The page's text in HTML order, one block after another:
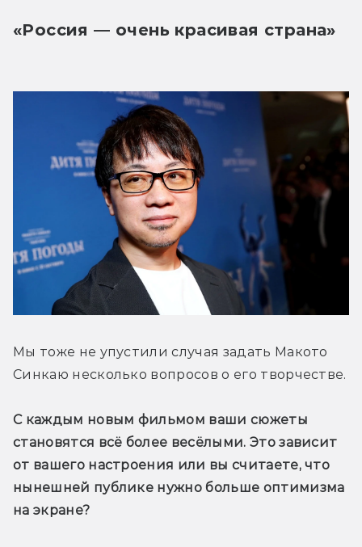
«Россия — очень красивая страна»
Мы тоже не упустили случая задать Макото
Синкаю несколько вопросов о его творчестве.
С каждым новым фильмом ваши сюжеты
становятся всё более весёлыми. Это зависит
от вашего настроения или вы считаете, что
нынешней публике нужно больше оптимизма
на экране?